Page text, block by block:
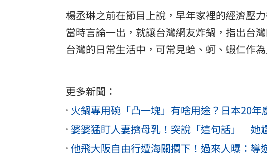
楊丞琳之前在節目上說，早年家裡的經濟壓
當時言論一出，就讓台灣網友炸鍋，指出台
台灣的日常生活中，可常見蛤、蚵、蝦仁作
更多新聞：
火鍋專用碗「凸一塊」有啥用途？日本20
婆婆猛盯人妻擠母乳！突說「這句話」 她
他飛大阪自由行遭海關攔下！過來人曝：導